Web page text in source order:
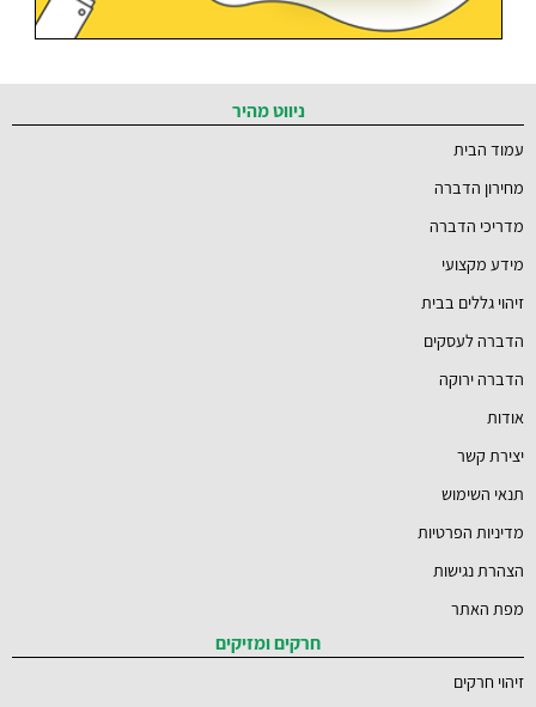
ניווט מהיר
עמוד הבית
מחירון הדברה
מדריכי הדברה
מידע מקצועי
זיהוי גללים בבית
הדברה לעסקים
הדברה ירוקה
אודות
יצירת קשר
תנאי השימוש
מדיניות הפרטיות
הצהרת נגישות
מפת האתר
חרקים ומזיקים
זיהוי חרקים